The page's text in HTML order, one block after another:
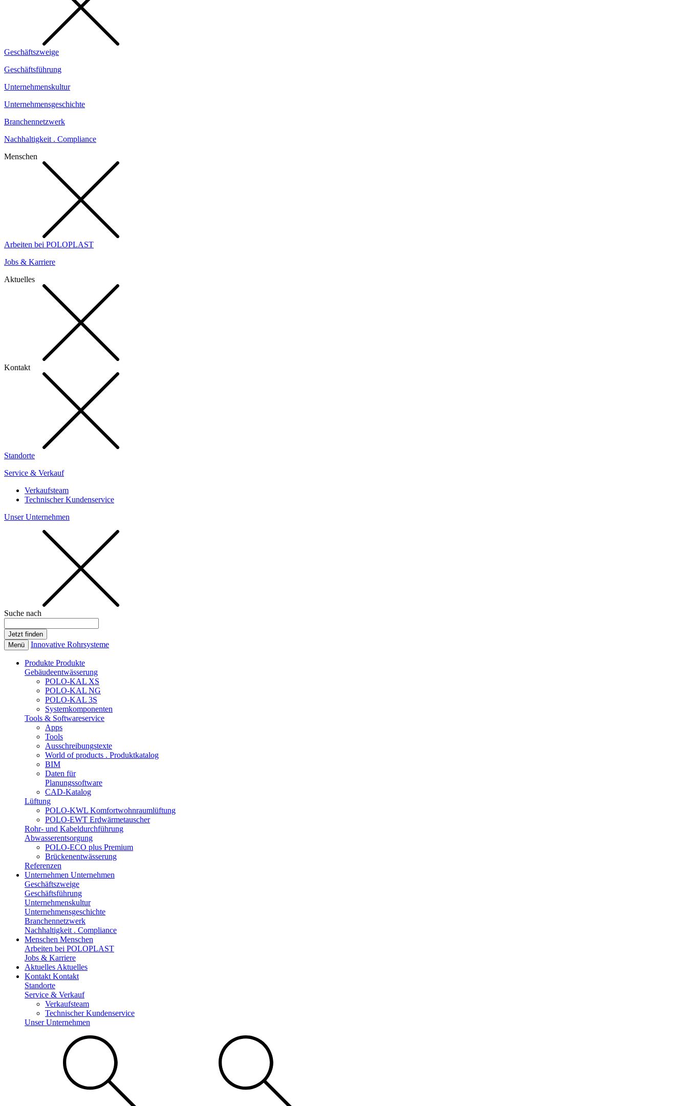
Geschäftszweige
Geschäftsführung
Unternehmenskultur
Unternehmensgeschichte
Branchennetzwerk
Nachhaltigkeit . Compliance
Menschen
Arbeiten bei POLOPLAST
Jobs & Karriere
Aktuelles
Kontakt
Standorte
Service & Verkauf
Verkaufsteam
Technischer Kundenservice
Unser Unternehmen
Suche nach
Menü Innovative Rohrsysteme
Produkte Produkte
Gebäudeentwässerung
POLO-KAL XS
POLO-KAL NG
POLO-KAL 3S
Systemkomponenten
Tools & Softwareservice
Apps
Tools
Ausschreibungstexte
World of products . Produktkatalog
BIM
Daten für
Planungssoftware
CAD-Katalog
Lüftung
POLO-KWL Komfortwohnraumlüftung
POLO-EWT Erdwärmetauscher
Rohr- und Kabeldurchführung
Abwasserentsorgung
POLO-ECO plus Premium
Brückenentwässerung
Referenzen
Unternehmen Unternehmen
Geschäftszweige
Geschäftsführung
Unternehmenskultur
Unternehmensgeschichte
Branchennetzwerk
Nachhaltigkeit . Compliance
Menschen Menschen
Arbeiten bei POLOPLAST
Jobs & Karriere
Aktuelles Aktuelles
Kontakt Kontakt
Standorte
Service & Verkauf
Verkaufsteam
Technischer Kundenservice
Unser Unternehmen